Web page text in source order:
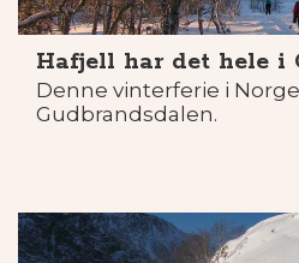
Hafjell har det hele i
Denne vinterferie i
Gudbrandsdalen.